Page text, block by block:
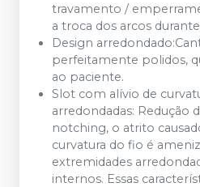
travamento /
a troca dos arcos
Design
perfeitamente polidos,
ao paciente.
Slot com alívio de
arredondadas: Redução
notching, o atrito
curvatura do fio é
extremidades
internos. Essas